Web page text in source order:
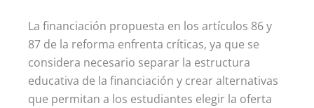
La financiación propuesta en los artículos 86 y
87 de la reforma enfrenta críticas, ya que se
considera necesario separar la estructura
educativa de la financiación y crear alternativas
que permitan a los estudiantes elegir la oferta